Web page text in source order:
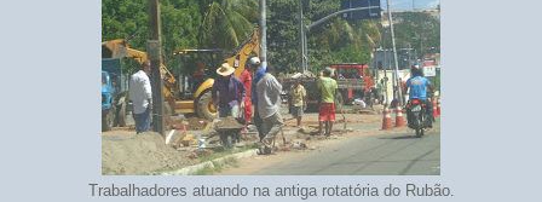
Trabalhadores atuando na antiga rotatória do Rubão.